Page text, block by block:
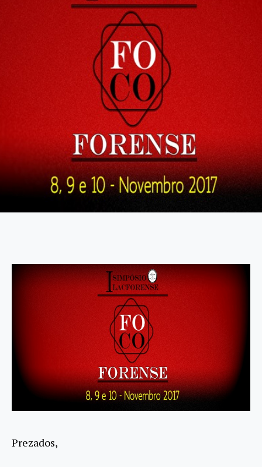
Prezados,